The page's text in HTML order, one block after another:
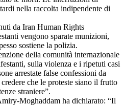
nella raccolta indipendente di
da Iran Human Rights
vengono sparate munizioni,
sostiene la polizia.
della comunità internazionale
sulla violenza e i ripetuti casi
arrestate false confessioni da
che le proteste siano il frutto
straniere”.
Moghaddam ha dichiarato: “Il